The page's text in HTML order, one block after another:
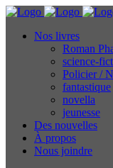
Nos livres
Roman
science-
Policier /
fantastique
novella
jeunesse
Des nouvelles
À propos
Nous joindre